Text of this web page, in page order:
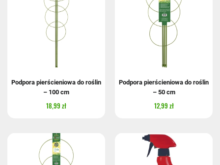
Podpora pierścieniowa do roślin
– 100 cm
18,99 zł
Podpora pierścieniowa do roślin
– 50 cm
12,99 zł